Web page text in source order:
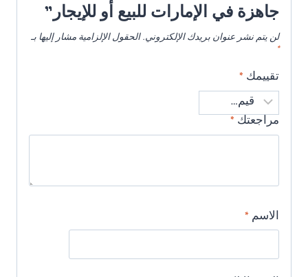
جاهزة في الإمارات للبيع أو للإيجار”
لن يتم نشر عنوان بريدك الإلكتروني. الحقول الإلزامية مشار إليها بـ
*
تقييمك *
مراجعتك *
الاسم *